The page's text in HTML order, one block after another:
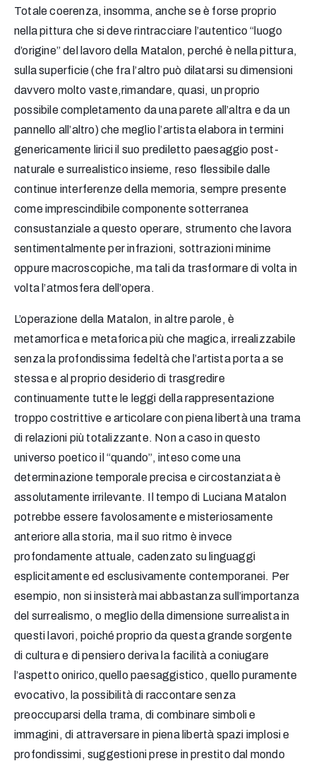
Totale coerenza, insomma, anche se è forse proprio
nella pittura che si deve rintracciare l’autentico “luogo
d’origine” del lavoro della Matalon, perché è nella pittura,
sulla superficie (che fra l’altro può dilatarsi su dimensioni
davvero molto vaste,rimandare, quasi, un proprio
possibile completamento da una parete all’altra e da un
pannello all’altro) che meglio l’artista elabora in termini
genericamente lirici il suo prediletto paesaggio post-
naturale e surrealistico insieme, reso flessibile dalle
continue interferenze della memoria, sempre presente
come imprescindibile componente sotterranea
consustanziale a questo operare, strumento che lavora
sentimentalmente per infrazioni, sottrazioni minime
oppure macroscopiche, ma tali da trasformare di volta in
volta l’atmosfera dell’opera.
L’operazione della Matalon, in altre parole, è
metamorfica e metaforica più che magica, irrealizzabile
senza la profondissima fedeltà che l’artista porta a se
stessa e al proprio desiderio di trasgredire
continuamente tutte le leggi della rappresentazione
troppo costrittive e articolare con piena libertà una trama
di relazioni più totalizzante. Non a caso in questo
universo poetico il “quando”, inteso come una
determinazione temporale precisa e circostanziata è
assolutamente irrilevante. Il tempo di Luciana Matalon
potrebbe essere favolosamente e misteriosamente
anteriore alla storia, ma il suo ritmo è invece
profondamente attuale, cadenzato su linguaggi
esplicitamente ed esclusivamente contemporanei. Per
esempio, non si insisterà mai abbastanza sull’importanza
del surrealismo, o meglio della dimensione surrealista in
questi lavori, poiché proprio da questa grande sorgente
di cultura e di pensiero deriva la facilità a coniugare
l’aspetto onirico,quello paesaggistico, quello puramente
evocativo, la possibilità di raccontare senza
preoccuparsi della trama, di combinare simboli e
immagini, di attraversare in piena libertà spazi implosi e
profondissimi, suggestioni prese in prestito dal mondo